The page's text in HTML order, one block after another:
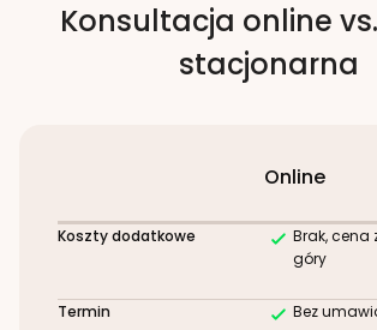
Konsultacja online
stacjonarna
Online
Koszty dodatkowe
Brak, cena
góry
Termin Bez